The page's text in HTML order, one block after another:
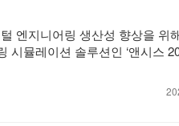
엔지니어링 생산성 향상을 위
시뮬레이션 솔루션인 ‘앤시스